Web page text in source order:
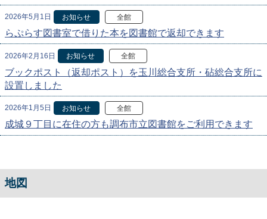
2026年5月1日 お知らせ 全館
らぷらす図書室で借りた本を図書館で返却できます
2026年2月16日 お知らせ 全館
ブックポスト（返却ポスト）を玉川総合支所・砧総合支所に
設置しました
2026年1月5日 お知らせ 全館
成城９丁目に在住の方も調布市立図書館をご利用できます
地図